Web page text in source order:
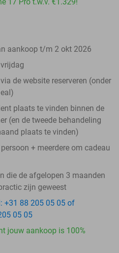
aankoop t/m 2 okt 2026
de website reserveren (onder
plaats te vinden binnen de
(en de tweede behandeling
plaats te vinden)
+ meerdere om cadeau
die de afgelopen 3 maanden
zijn geweest
+31 88 205 05 05 of
05 05
jouw aankoop is 100%